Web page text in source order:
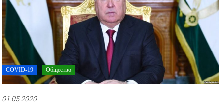
рекламные
ролики
презентации.
COVID-19 Общество
01.05.2020